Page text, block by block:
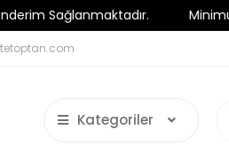
Sağlanmaktadır. Minimum
Kategoriler